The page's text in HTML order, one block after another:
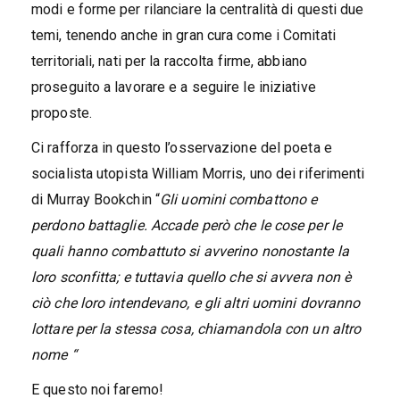
modi e forme per rilanciare la centralità di questi due
temi, tenendo anche in gran cura come i Comitati
territoriali, nati per la raccolta firme, abbiano
proseguito a lavorare e a seguire le iniziative
proposte.
Ci rafforza in questo l’osservazione del poeta e
socialista utopista William Morris, uno dei riferimenti
di Murray Bookchin “Gli uomini combattono e
perdono battaglie. Accade però che le cose per le
quali hanno combattuto si avverino nonostante la
loro sconfitta; e tuttavia quello che si avvera non è
ciò che loro intendevano, e gli altri uomini dovranno
lottare per la stessa cosa, chiamandola con un altro
nome “
E questo noi faremo!